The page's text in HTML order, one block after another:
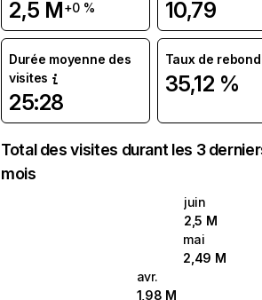
2,5 M+0 % 10,79
Durée moyenne des
visites
25:28
Taux de rebond
35,12 %
Total des visites durant les 3
mois
juin
2,5 M
mai
2,49 M
avr.
1,98 M